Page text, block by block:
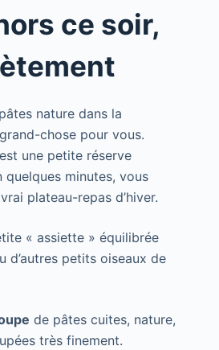
ce soir,
nature dans la
chose pour vous.
une petite réserve
quelques minutes, vous
plateau-repas d’hiver.
« assiette » équilibrée
d’autres petits oiseaux de
de pâtes cuites, nature,
très finement.